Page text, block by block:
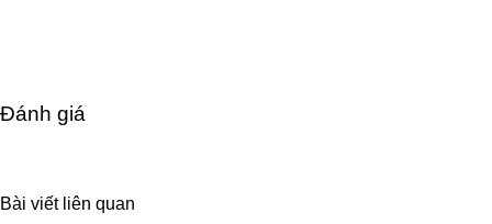
Đánh giá
Bài viết liên quan